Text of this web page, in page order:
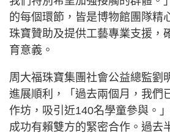
的每個環節，皆是博物館團隊精
珠寶贊助及提供工藝專業支援，
育意義。
周大福珠寶集團社會公益總監劉
進展順利，「過去兩個月，我們
作坊，吸引近140名學童參與。
成功有賴雙方的緊密合作。過去